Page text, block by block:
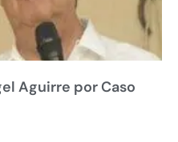
Aguirre por Caso